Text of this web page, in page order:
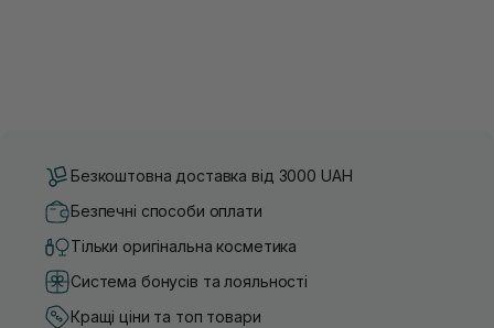
Безкоштовна доставка від 3000 UAH
Безпечні способи оплати
Тільки оригінальна косметика
Система бонусів та лояльності
Кращі ціни та топ товари